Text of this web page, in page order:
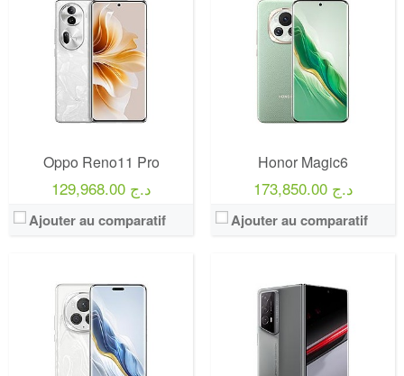
Oppo Reno11 Pro
129,968.00 د.ج
Ajouter au comparatif
Honor Magic6
173,850.00 د.ج
Ajouter au comparatif